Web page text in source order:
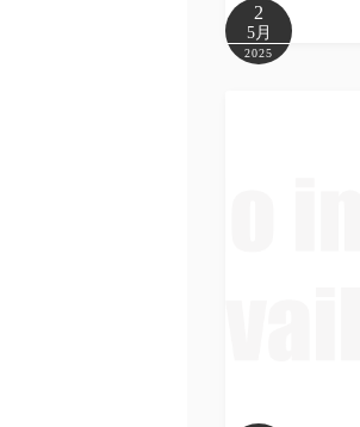
2
5月
2025